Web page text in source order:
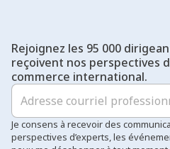
Rejoignez les 95 000
reçoivent nos perspectives
commerce international.
Je consens à recevoir des
perspectives d’experts, les